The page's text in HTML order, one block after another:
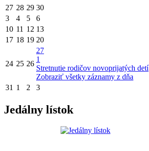
27 28 29 30
3
4 5 6
10 11 12 13
17 18 19 20
24 25 26
27
1
Stretnutie rodičov novoprijatých detí
Zobraziť všetky záznamy z dňa
31 1 2 3
Jedálny lístok